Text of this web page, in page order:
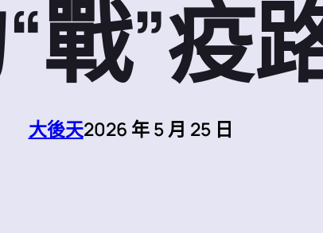
戰”疫
大後天2026 年 5 月 25 日